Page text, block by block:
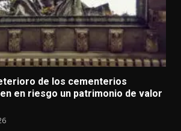
de los cementerios
en riesgo un patrimonio de valor